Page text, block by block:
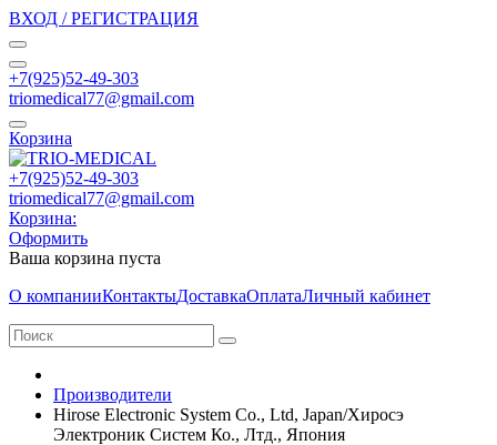
ВХОД / РЕГИСТРАЦИЯ
+7(925)52-49-303
triomedical77@gmail.com
Корзина
+7(925)52-49-303
triomedical77@gmail.com
Корзина:
Оформить
Ваша корзина пуста
О компанииКонтактыДоставкаОплатаЛичный кабинет
Производители
Hirose Electronic System Co., Ltd, Japan/Хиросэ
Электроник Систем Ко., Лтд., Япония